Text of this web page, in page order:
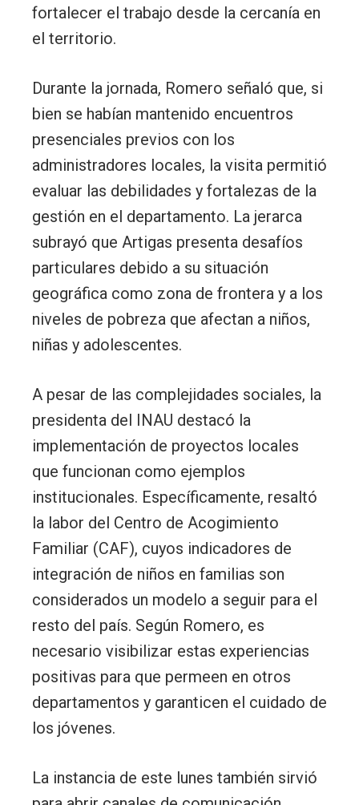
fortalecer el trabajo desde la cercanía en
el territorio.
Durante la jornada, Romero señaló que, si
bien se habían mantenido encuentros
presenciales previos con los
administradores locales, la visita permitió
evaluar las debilidades y fortalezas de la
gestión en el departamento. La jerarca
subrayó que Artigas presenta desafíos
particulares debido a su situación
geográfica como zona de frontera y a los
niveles de pobreza que afectan a niños,
niñas y adolescentes.
A pesar de las complejidades sociales, la
presidenta del INAU destacó la
implementación de proyectos locales
que funcionan como ejemplos
institucionales. Específicamente, resaltó
la labor del Centro de Acogimiento
Familiar (CAF), cuyos indicadores de
integración de niños en familias son
considerados un modelo a seguir para el
resto del país. Según Romero, es
necesario visibilizar estas experiencias
positivas para que permeen en otros
departamentos y garanticen el cuidado de
los jóvenes.
La instancia de este lunes también sirvió